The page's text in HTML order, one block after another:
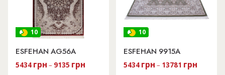
10
ESFEHAN AG56A
5434 грн – 9135 грн
10
ESFEHAN 9915A
5434 грн – 13781 грн